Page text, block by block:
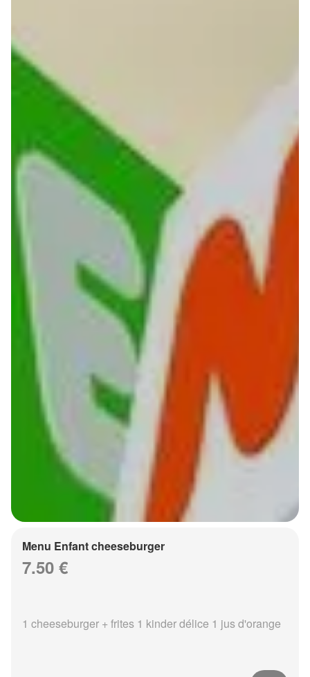
Menu Enfant cheeseburger
7.50 €
1 cheeseburger + frites 1 kinder délice 1 jus d'orange